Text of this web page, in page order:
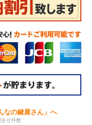
なの鍵屋さん」へ
せ件数